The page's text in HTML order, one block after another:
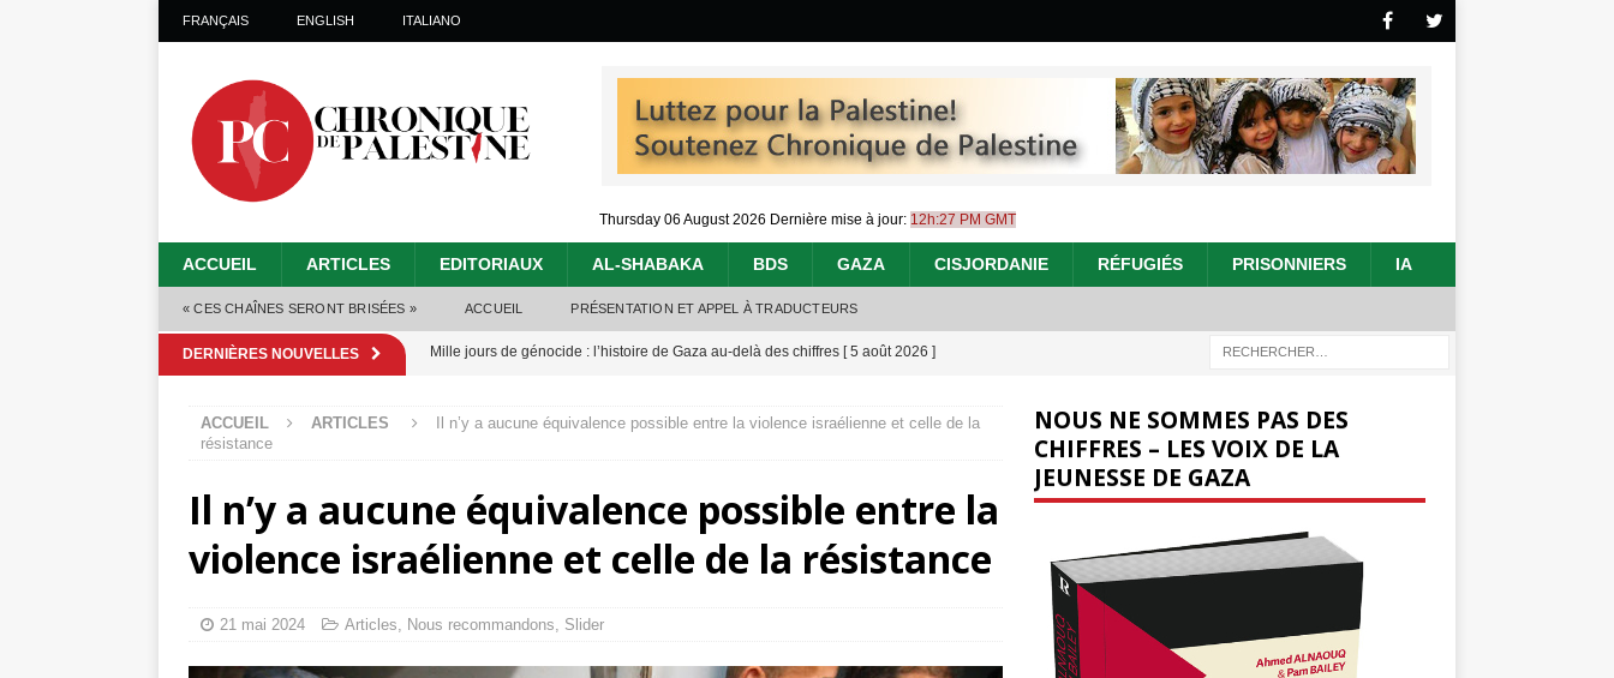
FRANÇAIS ENGLISH ITALIANO
Thursday 06 August 2026 Dernière mise à jour: 12h:27 PM GMT
ACCUEIL ARTICLES EDITORIAUX AL-SHABAKA BDS GAZA CISJORDANIE RÉFUGIÉS PRISONNIERS IA
« CES CHAÎNES SERONT BRISÉES » ACCUEIL PRÉSENTATION ET APPEL À TRADUCTEURS
DERNIÈRES NOUVELLES Mille jours de génocide : l’histoire de Gaza au-delà des chiffres [ 5 août 2026 ]
Alors que Trump annonce un « accord de paix » à Gaza, les Israéliens multiplie les
Les Israéliens se servent de la Cisjordanie comme d’une poubelle pour leurs déchets
toxiques[ 3 août 2026 ]
ACCUEIL ARTICLES
Il n’y a aucune équivalence possible entre la violence israélienne et celle de la
résistance
Il n’y a aucune équivalence possible entre la
violence israélienne et celle de la résistance
21 mai 2024 Articles, Nous recommandons, Slider
NOUS NE SOMMES PAS DES
CHIFFRES – LES VOIX DE LA
JEUNESSE DE GAZA